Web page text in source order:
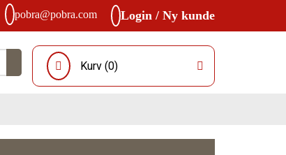
pobra@pobra.com Login / Ny kunde
Kurv (0)